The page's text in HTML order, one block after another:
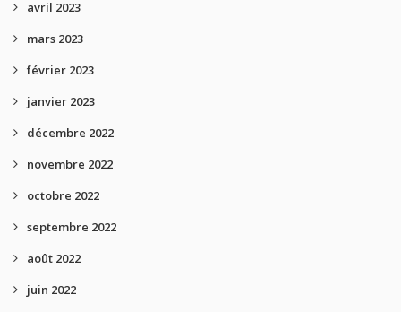
avril 2023
mars 2023
février 2023
janvier 2023
décembre 2022
novembre 2022
octobre 2022
septembre 2022
août 2022
juin 2022